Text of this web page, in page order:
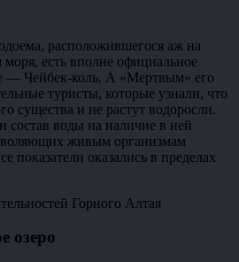
расположившегося аж на
есть вполне официальное
— Чейбек-коль. А «Мертвым» его
туристы, которые узнали, что
существа и не растут водоросли.
состав воды на наличие в ней
живым организмам
показатели оказались в пределах
озеро